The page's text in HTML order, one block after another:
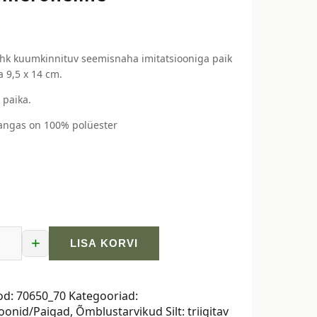
kuumkinnituv seemisnaha imitatsiooniga paik
9,5 x 14 cm.
paika.
on 100% polüester
+ LISA KORVI
70650_70 Kategooriad:
Paigad, Õmblustarvikud Silt: triigitav